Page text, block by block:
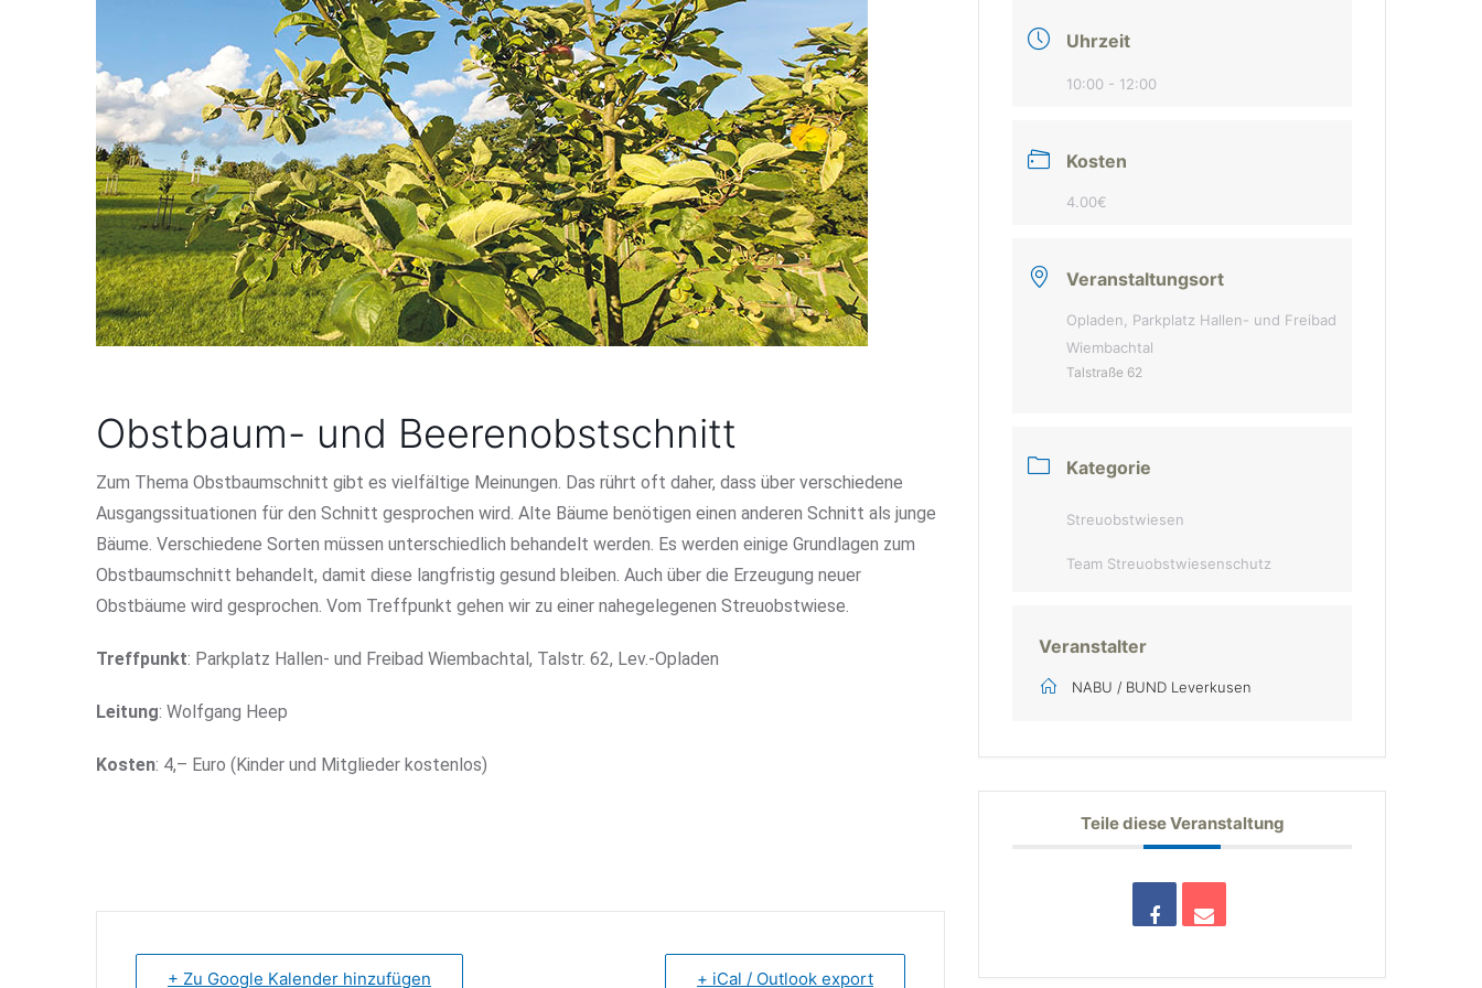
Obstbaum- und Beerenobstschnitt
Zum Thema Obstbaumschnitt gibt es vielfältige Meinungen. Das rührt oft daher, dass über verschiedene
Ausgangssituationen für den Schnitt gesprochen wird. Alte Bäume benötigen einen anderen Schnitt als junge
Bäume. Verschiedene Sorten müssen unterschiedlich behandelt werden. Es werden einige Grundlagen zum
Obstbaumschnitt behandelt, damit diese langfristig gesund bleiben. Auch über die Erzeugung neuer
Obstbäume wird gesprochen. Vom Treffpunkt gehen wir zu einer nahegelegenen Streuobstwiese.
Treffpunkt: Parkplatz Hallen- und Freibad Wiembachtal, Talstr. 62, Lev.-Opladen
Leitung: Wolfgang Heep
Kosten: 4,– Euro (Kinder und Mitglieder kostenlos)
+ Zu Google Kalender hinzufügen + iCal / Outlook export
Uhrzeit
10:00 - 12:00
Kosten
4.00€
Veranstaltungsort
Opladen, Parkplatz Hallen- und Freibad
Wiembachtal
Talstraße 62
Kategorie
Streuobstwiesen
Team Streuobstwiesenschutz
Veranstalter
NABU / BUND Leverkusen
Teile diese Veranstaltung